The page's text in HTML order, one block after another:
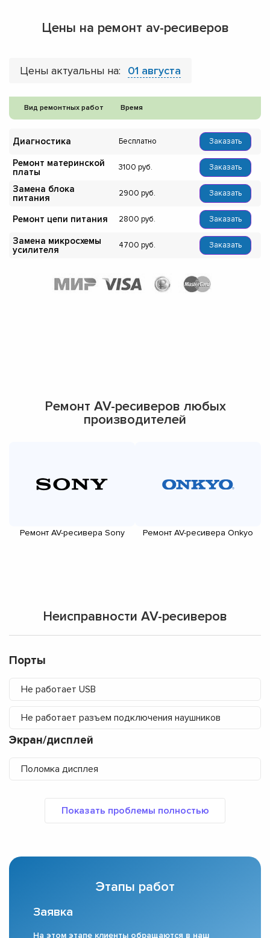
Цены на ремонт av-ресиверов
Цены актуальны на: 01 августа
Вид ремонтных работ Время
Диагностика Бесплатно Заказать
Ремонт материнской
платы
3100 Заказать
Замена блока
питания
2900 Заказать
Ремонт цепи питания 2800 Заказать
Замена микросхемы
усилителя
4700 Заказать
Ремонт AV-ресиверов любых
производителей
Ремонт AV-ресивера Sony Ремонт AV-ресивера Onkyo
Неисправности AV-ресиверов
Порты
Не работает USB
Не работает разъем подключения наушников
Экран/дисплей
Поломка дисплея
Этапы работ
Заявка
На этом этапе клиенты обращаются в наш